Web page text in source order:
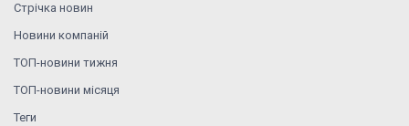
Стрічка новин
Новини компаній
ТОП-новини тижня
ТОП-новини місяця
Теги